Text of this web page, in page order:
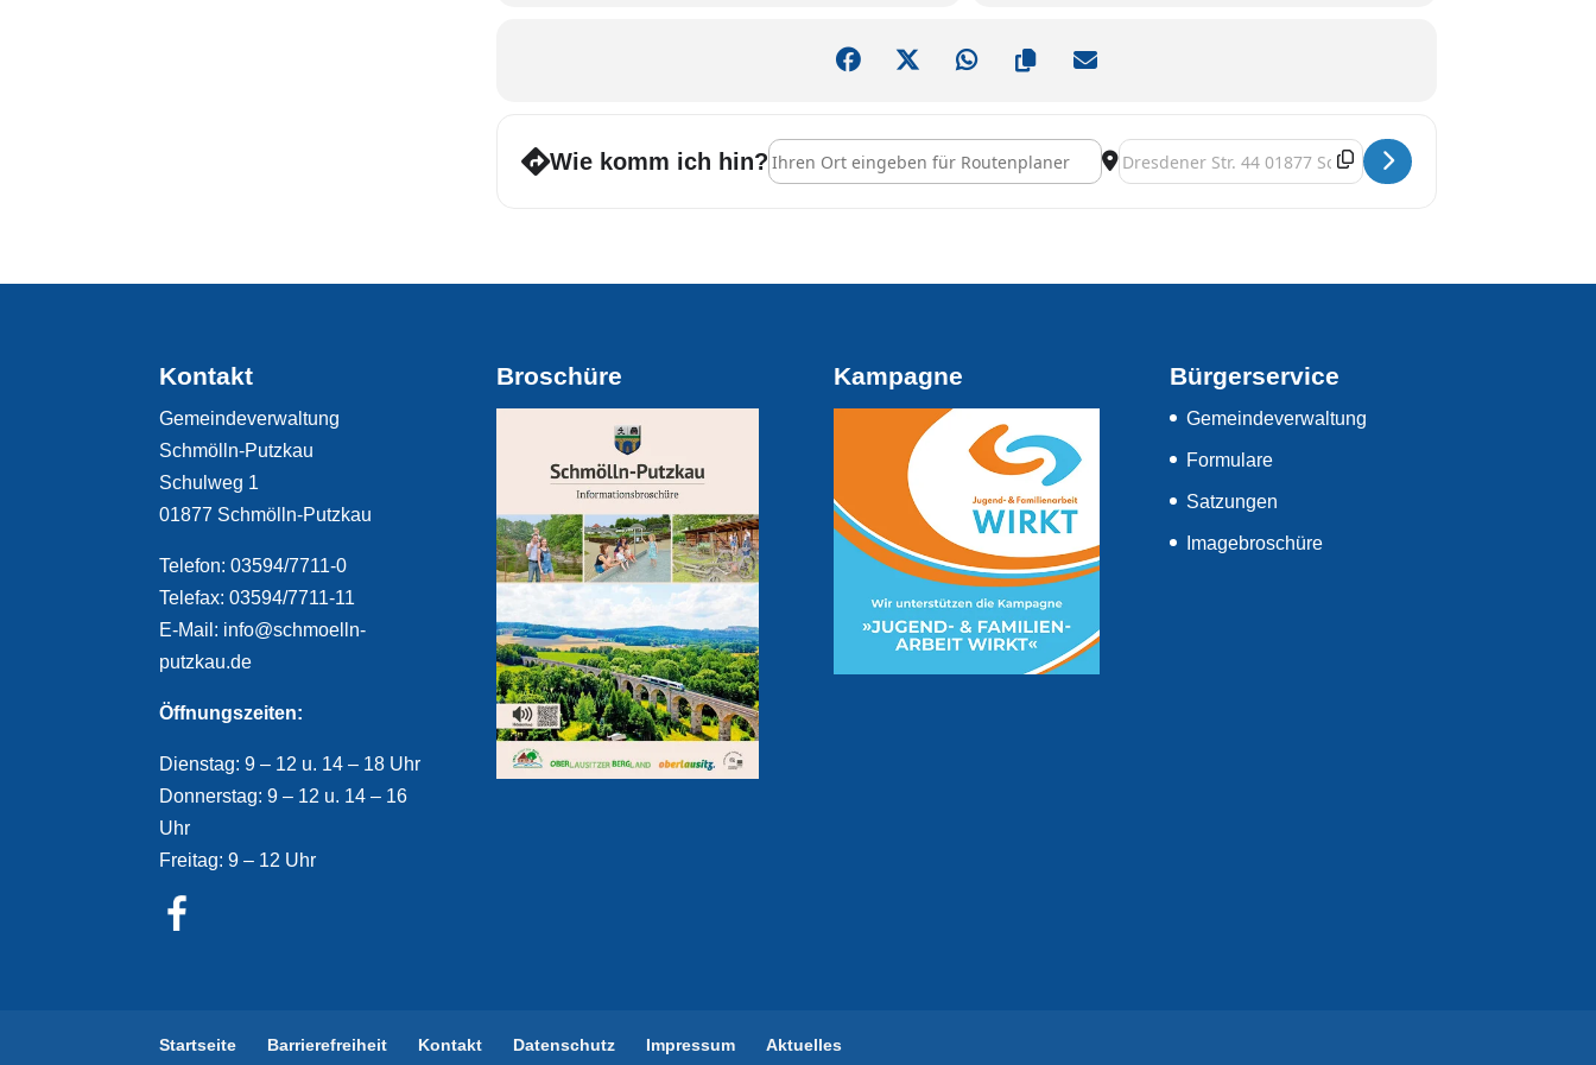
Wie komm ich hin?Address - Comedy-Frauentag [9mKwUDPLy] Destination Address - Comedy-Frauentag [YVRsPL0Wg]
Kontakt
Gemeindeverwaltung
Schmölln-Putzkau
Schulweg 1
01877 Schmölln-Putzkau
Telefon: 03594/7711-0
Telefax: 03594/7711-11
E-Mail: info@schmoelln-
putzkau.de
Öffnungszeiten:
Dienstag: 9 – 12 u. 14 – 18 Uhr
Donnerstag: 9 – 12 u. 14 – 16
Uhr
Freitag: 9 – 12 Uhr
Broschüre Kampagne Bürgerservice
Gemeindeverwaltung
Formulare
Satzungen
Imagebroschüre
Startseite Barrierefreiheit Kontakt Datenschutz Impressum Aktuelles